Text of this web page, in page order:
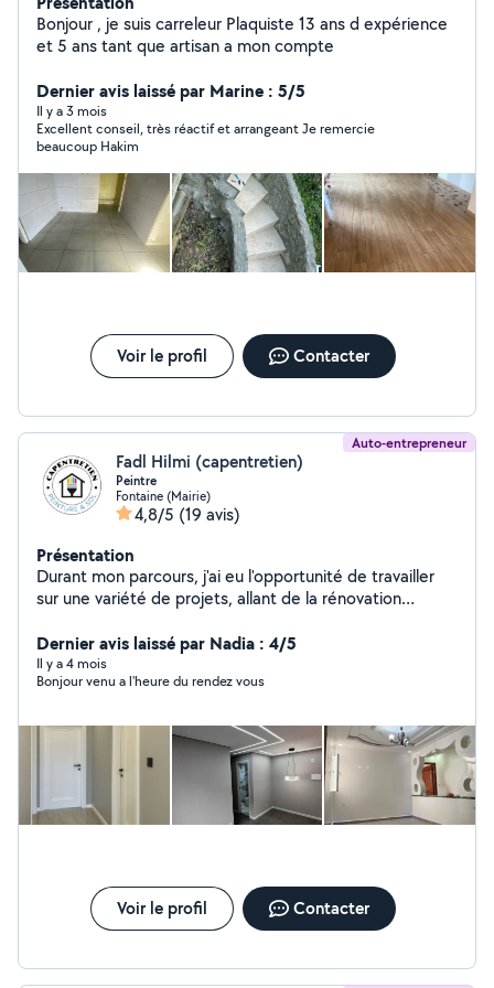
Bonjour , je suis carreleur Plaquiste 13 ans d expérience
et 5 ans tant que artisan a mon compte
Dernier avis laissé par Marine : 5/5
Il y a 3 mois
Excellent conseil, très réactif et arrangeant Je remercie
beaucoup Hakim
Voir le profil Contacter
Auto-entrepreneur
Fadl Hilmi (capentretien)
Peintre
Fontaine (Mairie)
4,8/5 (19 avis)
Présentation
Durant mon parcours, j'ai eu l'opportunité de travailler
sur une variété de projets, allant de la rénovation
formation de peintre applicateur de revêtements et
aussi mon expérience m'ont permis de développer une
maîtrise parfaite des techniques de peinture,
expérience en peinture & rénovation m'a également
appris à respecter des délais serrés tout en garantissant
un travail de qualité et conforme aux exigences des
clients
Dernier avis laissé par Nadia : 4/5
Il y a 4 mois
Bonjour venu a l'heure du rendez vous
Voir le profil Contacter